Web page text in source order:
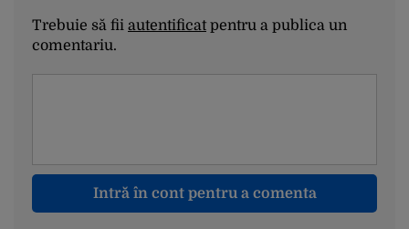
Trebuie să fii autentificatpentru a publica un
comentariu.
Intră în cont pentru a comenta